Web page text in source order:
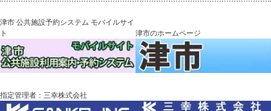
津市 公共施設予約システム モバイルサイ
ト
津市のホームページ
指定管理者：三幸株式会社